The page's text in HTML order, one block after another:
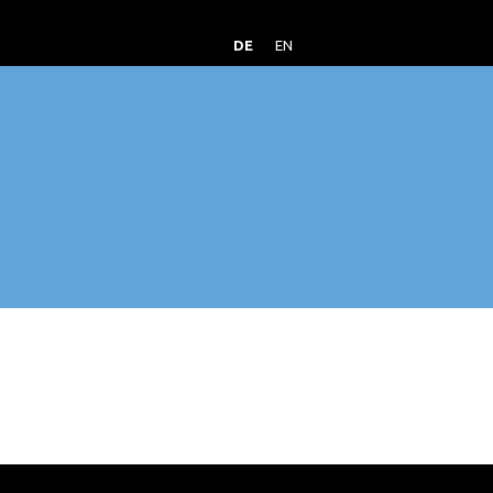
DE EN